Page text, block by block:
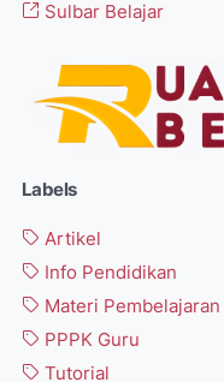
Sulbar Belajar
Labels
Artikel
Info Pendidikan
Materi Pembelajaran
PPPK Guru
Tutorial